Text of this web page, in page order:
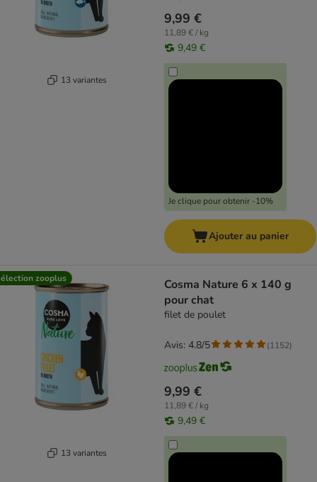
13 variantes
9,99 €
11,89 € / kg
9,49 €
Je clique pour obtenir -10%
Ajouter au panier
zooplus
13 variantes
Cosma Nature 6 x 140 g
pour chat
filet de poulet
9,99 €
11,89 € / kg
9,49 €
Avis: 4.8/5 (1152)